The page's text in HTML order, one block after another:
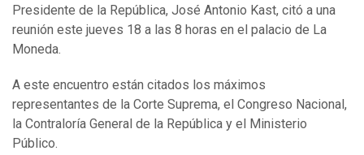
Presidente de la República, José Antonio Kast, citó a una
reunión este jueves 18 a las 8 horas en el palacio de La
Moneda.
A este encuentro están citados los máximos
representantes de la Corte Suprema, el Congreso Nacional,
la Contraloría General de la República y el Ministerio
Público.